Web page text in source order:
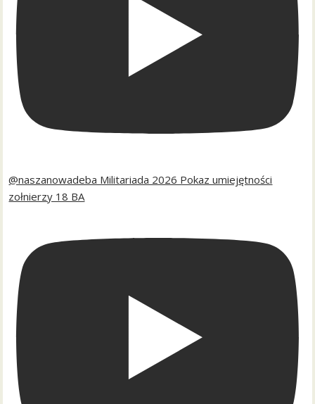
@naszanowadeba Militariada 2026 Pokaz umiejętności
zołnierzy 18 BA